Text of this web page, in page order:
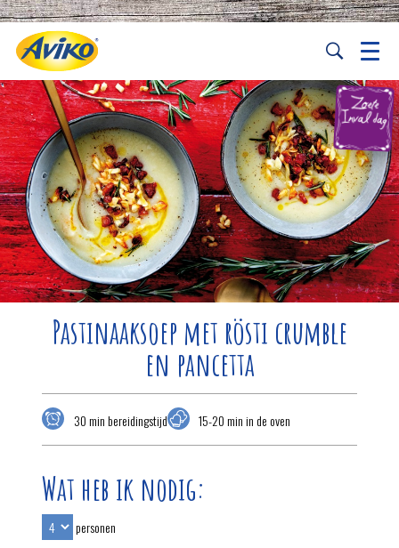
Pastinaaksoep met rösti crumble
en pancetta
30 min bereidingstijd 15-20 min in de oven
Wat heb ik nodig:
personen